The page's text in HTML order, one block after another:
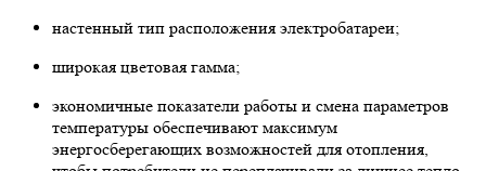
настенный тип расположения электробатареи;
широкая цветовая гамма;
экономичные показатели работы и смена параметров
температуры обеспечивают максимум
энергосберегающих возможностей для отопления,